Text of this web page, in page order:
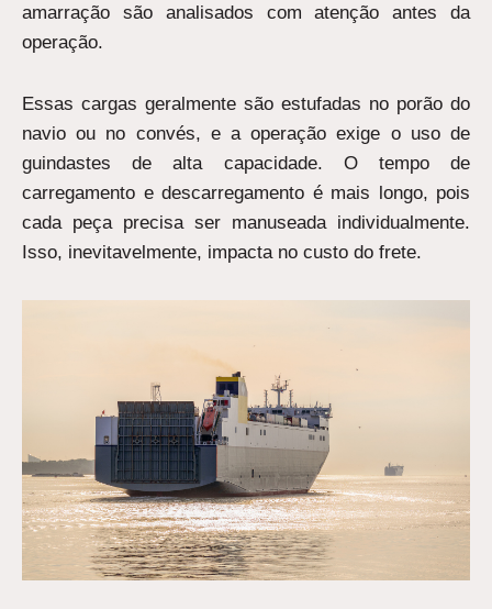
amarração são analisados com atenção antes da
operação.
Essas cargas geralmente são estufadas no porão do
navio ou no convés, e a operação exige o uso de
guindastes de alta capacidade. O tempo de
carregamento e descarregamento é mais longo, pois
cada peça precisa ser manuseada individualmente.
Isso, inevitavelmente, impacta no custo do frete.